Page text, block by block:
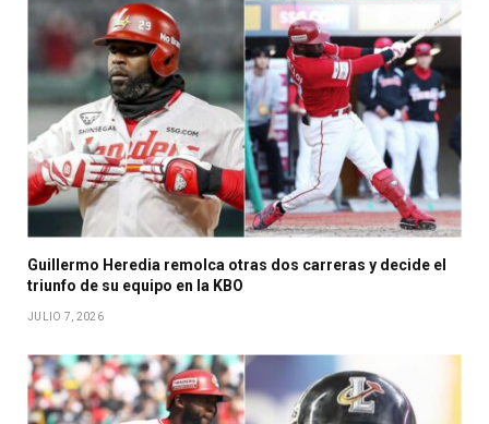
Guillermo Heredia remolca otras dos carreras y decide el
triunfo de su equipo en la KBO
JULIO 7, 2026